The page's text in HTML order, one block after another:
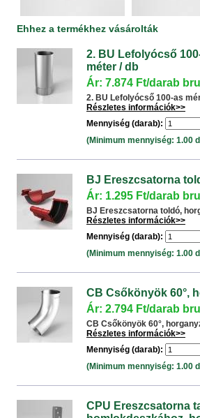
Ehhez a termékhez vásárolták
2. BU Lefolyócső
méter / db
Ár: 7.874 Ft/darab
2. BU Lefolyócső 100-as
Részletes információk>>
Mennyiség (darab):
(Minimum mennyiség: 1.00
BJ Ereszcsatorna
Ár: 1.295 Ft/darab
BJ Ereszcsatorna toldó,
Részletes információk>>
Mennyiség (darab):
(Minimum mennyiség: 1.00
CB Csőkönyök 60°,
Ár: 2.794 Ft/darab
CB Csőkönyök 60°,
Részletes információk>>
Mennyiség (darab):
(Minimum mennyiség: 1.00
CPU Ereszcsatorna